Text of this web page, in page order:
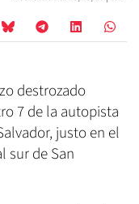
destrozado
7 de la autopista
justo en el
sur de San